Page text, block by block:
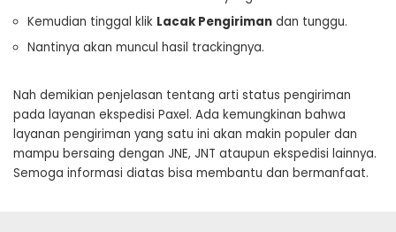
Kemudian tinggal klik Lacak Pengiriman dan tunggu.
Nantinya akan muncul hasil trackingnya.
Nah demikian penjelasan tentang arti status pengiriman
pada layanan ekspedisi Paxel. Ada kemungkinan bahwa
layanan pengiriman yang satu ini akan makin populer dan
mampu bersaing dengan JNE, JNT ataupun ekspedisi lainnya.
Semoga informasi diatas bisa membantu dan bermanfaat.